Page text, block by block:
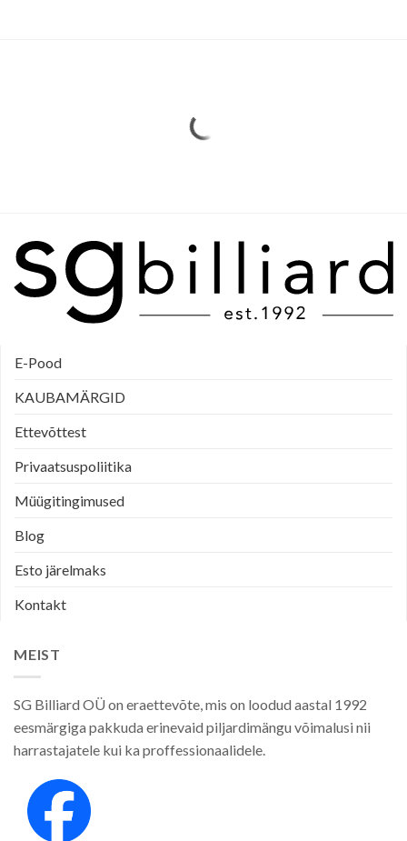
E-Pood
KAUBAMÄRGID
Ettevõttest
Privaatsuspoliitika
Müügitingimused
Blog
Esto järelmaks
Kontakt
MEIST
SG Billiard OÜ on eraettevõte, mis on loodud aastal 1992
eesmärgiga pakkuda erinevaid piljardimängu võimalusi nii
harrastajatele kui ka proffessionaalidele.